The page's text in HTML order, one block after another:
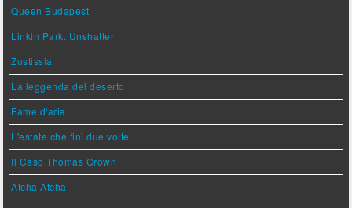
Queen Budapest
Linkin Park: Unshatter
Zustissia
La leggenda del deserto
Fame d'aria
L'estate che finì due volte
Il Caso Thomas Crown
Atcha Atcha